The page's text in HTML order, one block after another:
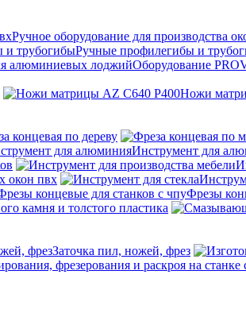
Ручное оборудование для производства
Ручные профилегибы и
Оборудование
Ножи
концевая по дереву
Инструмент для
окон пвх
Фрезы
камня и толстого пластика
Заточка пил, ножей, фрез
фрезерования и раскроя на